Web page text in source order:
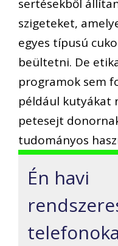
sertésekből
szigeteket,
egyes típusú
beültetni. De
programok sem
például kutyákat
petesejt
tudományos
Én havi